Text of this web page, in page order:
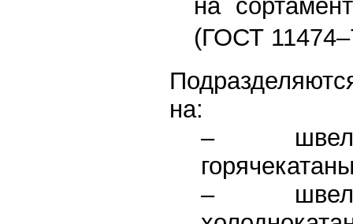
на
(ГОСТ
на:
–
–